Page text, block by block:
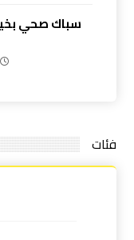
سباك صحي
فئات